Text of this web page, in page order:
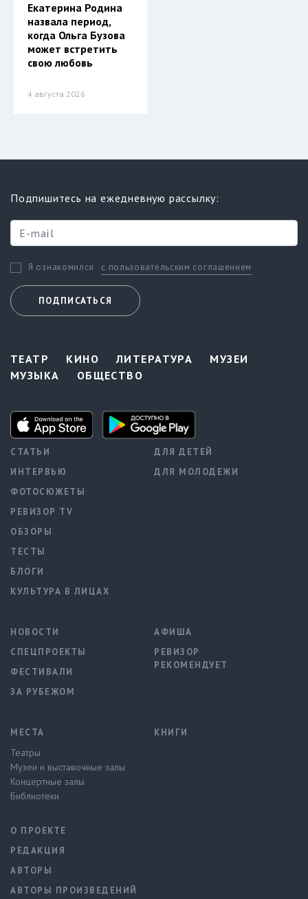
Екатерина Родина
назвала период,
когда Ольга Бузова
может встретить
свою любовь
4 августа 2026
Подпишитесь на ежедневную рассылку:
Я ознакомился с пользовательским соглашением
ПОДПИСАТЬСЯ
ТЕАТР КИНО ЛИТЕРАТУРА
МУЗЕИ
МУЗЫКА
ОБЩЕСТВО
СТАТЬИ
ИНТЕРВЬЮ
ФОТОСЮЖЕТЫ
РЕВИЗОР TV
ОБЗОРЫ
ТЕСТЫ
БЛОГИ
КУЛЬТУРА В ЛИЦАХ
ДЛЯ ДЕТЕЙ
ДЛЯ МОЛОДЕЖИ
НОВОСТИ
СПЕЦПРОЕКТЫ
ФЕСТИВАЛИ
ЗА РУБЕЖОМ
АФИША
РЕВИЗОР
РЕКОМЕНДУЕТ
МЕСТА
Театры
Музеи и выставочные залы
Концертные залы
Библиотеки
КНИГИ
О ПРОЕКТЕ
РЕДАКЦИЯ
АВТОРЫ
АВТОРЫ ПРОИЗВЕДЕНИЙ